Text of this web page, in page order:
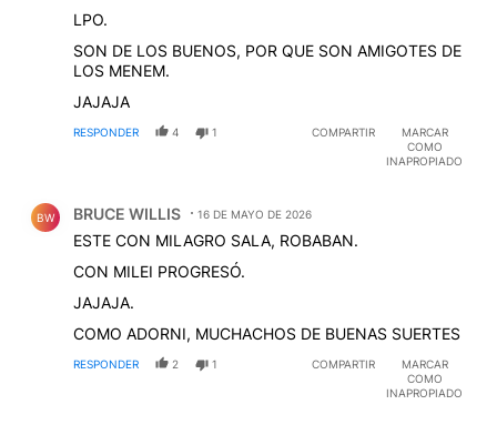
LPO.
SON DE LOS BUENOS, POR QUE SON AMIGOTES DE
LOS MENEM.
JAJAJA
RESPONDER 4 1 COMPARTIR
MARCAR
COMO
INAPROPIADO
BW BRUCE WILLIS 16 DE MAYO DE 2026
ESTE CON MILAGRO SALA, ROBABAN.
CON MILEI PROGRESÓ.
JAJAJA.
COMO ADORNI, MUCHACHOS DE BUENAS SUERTES
RESPONDER 2 1 COMPARTIR
MARCAR
COMO
INAPROPIADO